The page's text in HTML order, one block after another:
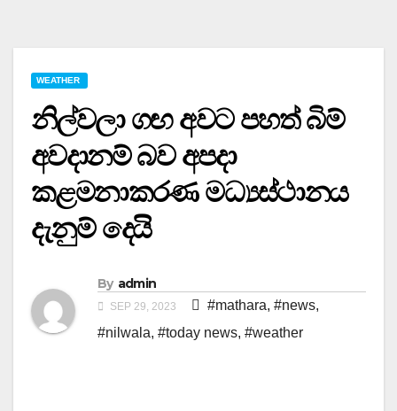
WEATHER
නිල්වලා ගඟ අවට පහත් බිම්
අවදානම් බව අපදා
කළමනාකරණ මධ්‍යස්ථානය
දැනුම් දෙයි
By admin
SEP 29, 2023 #mathara, #news,
#nilwala, #today news, #weather